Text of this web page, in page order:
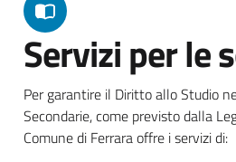
Servizi per le
Per garantire il Diritto allo Studio
Secondarie, come previsto dalla
Comune di Ferrara offre i servizi di: